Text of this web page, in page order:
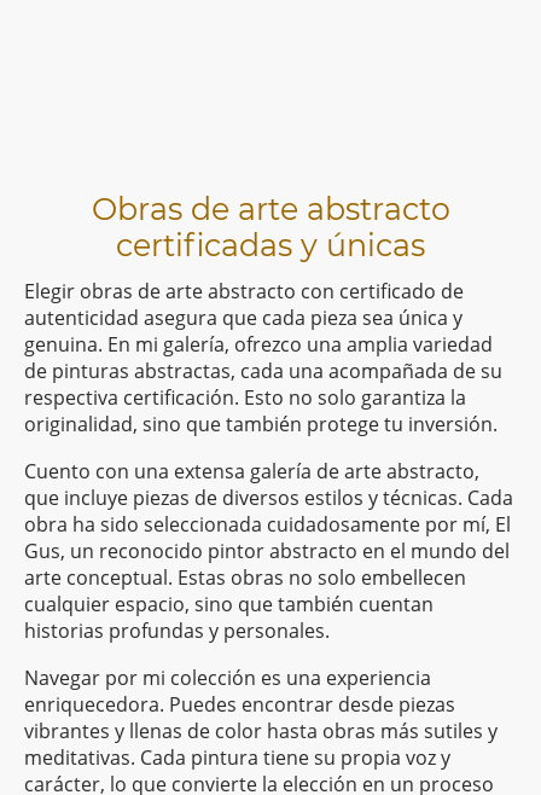
Obras de arte abstracto
certificadas y únicas
Elegir obras de arte abstracto con certificado de
autenticidad asegura que cada pieza sea única y
genuina. En mi galería, ofrezco una amplia variedad
de pinturas abstractas, cada una acompañada de su
respectiva certificación. Esto no solo garantiza la
originalidad, sino que también protege tu inversión.
Cuento con una extensa galería de arte abstracto,
que incluye piezas de diversos estilos y técnicas. Cada
obra ha sido seleccionada cuidadosamente por mí, El
Gus, un reconocido pintor abstracto en el mundo del
arte conceptual. Estas obras no solo embellecen
cualquier espacio, sino que también cuentan
historias profundas y personales.
Navegar por mi colección es una experiencia
enriquecedora. Puedes encontrar desde piezas
vibrantes y llenas de color hasta obras más sutiles y
meditativas. Cada pintura tiene su propia voz y
carácter, lo que convierte la elección en un proceso